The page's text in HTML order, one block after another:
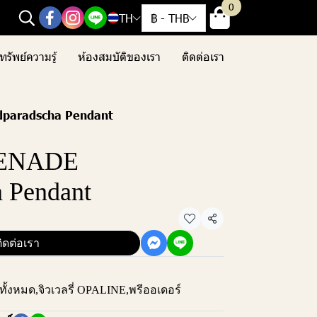
TH ฿ - THB
0
รัพย์ความรู้ ห้องสมบัติของเรา ติดต่อเรา
Pendant
Pendant
แชร์
ต่อเรา
งหมด,จิวเวลรี่ OPALINE,พรีออเดอร์